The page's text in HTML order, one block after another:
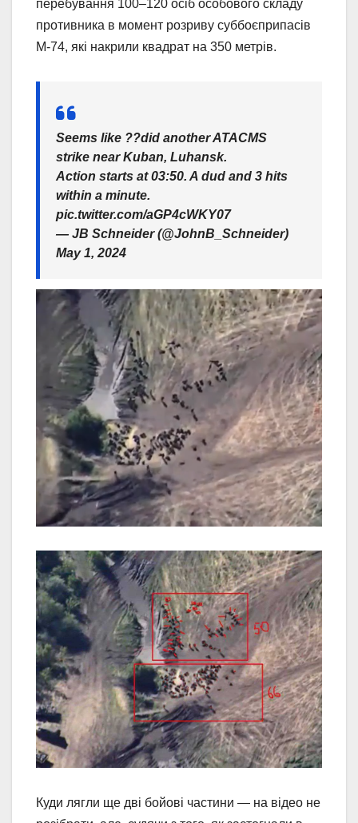
перебування 100–120 осіб особового складу
противника в момент розриву суббоєприпасів
М-74, які накрили квадрат на 350 метрів.
Seems like ??did another ATACMS
strike near Kuban, Luhansk.
Action starts at 03:50. A dud and 3 hits
within a minute.
pic.twitter.com/aGP4cWKY07
— JB Schneider (@JohnB_Schneider)
May 1, 2024
Куди лягли ще дві бойові частини — на відео не